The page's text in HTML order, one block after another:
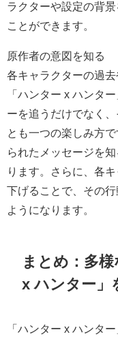
ラクターや設定の背
ことができます。
原作者の意図を知る
各キャラクターの過去
「ハンター x ハンタ
ーを追うだけでなく
とも一つの楽しみ方
られたメッセージを
ります。さらに、各
下げることで、その
ようになります。
まとめ：多
x ハンター」
「ハンター x ハンタ